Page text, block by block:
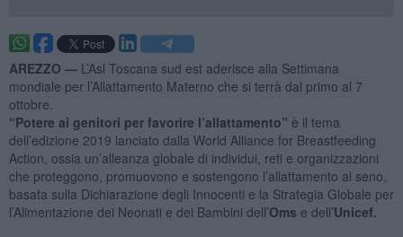
AREZZO — L’Asl Toscana sud est aderisce alla Settimana
mondiale per l’Allattamento Materno che si terrà dal primo al 7
ottobre.
“Potere ai genitori per favorire l’allattamento” è il tema
dell’edizione 2019 lanciato dalla World Alliance for Breastfeeding
Action, ossia un’alleanza globale di individui, reti e organizzazioni
che proteggono, promuovono e sostengono l’allattamento al seno,
basata sulla Dichiarazione degli Innocenti e la Strategia Globale per
l’Alimentazione dei Neonati e dei Bambini dell’Oms e dell’Unicef.